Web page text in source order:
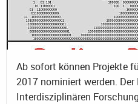
Ab sofort können Projekte
2017 nominiert werden. Der
Interdisziplinären